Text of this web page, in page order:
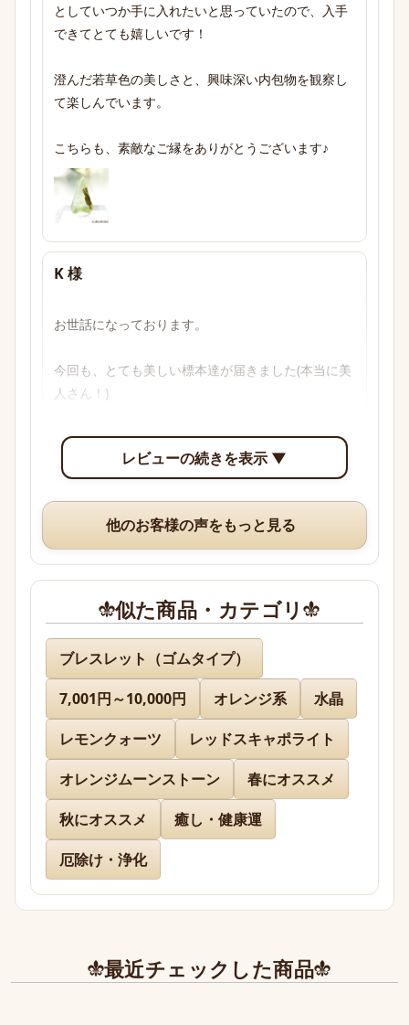
としていつか手に入れたいと思っていたので、入手
できてとても嬉しいです！
澄んだ若草色の美しさと、興味深い内包物を観察し
て楽しんでいます。
こちらも、素敵なご縁をありがとうございます♪
K 様
お世話になっております。
今回も、とても美しい標本達が届きました(本当に美
人さん！)
透明感のあるブルーからパープル、多色性がはっき
り確認できて眺めていて楽しいです。
いつも、丁寧な梱包や手書きのメッセージ、そして
素敵なオマケまでありがとうございますm(*_ _)m
名無し 様
先日通販を利用させて頂きましたが迅速に対応、お
送り下さりまして有難うございました。
どのお品物も画像で見た以上に美しく、お迎えでき
て本当に嬉しかったです。
また、丁寧であたたかいお手紙やプレゼントまで同
封下さり有難うございました！感激致しました。
また今後とも利用させて頂きたく染み入りました。
レビューの続きを表示 ▼
他のお客様の声をもっと見る
似た商品・カテゴリ
ブレスレット（ゴムタイプ）
7,001円～10,000円
オレンジ系
水晶
レモンクォーツ
レッドスキャポライト
オレンジムーンストーン
春にオススメ
秋にオススメ
癒し・健康運
厄除け・浄化
最近チェックした商品